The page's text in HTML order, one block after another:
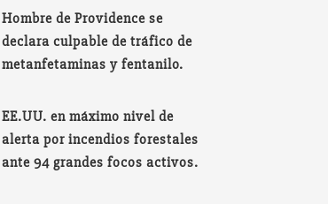
Hombre de Providence se
declara culpable de tráfico de
metanfetaminas y fentanilo.
EE.UU. en máximo nivel de
alerta por incendios forestales
ante 94 grandes focos activos.